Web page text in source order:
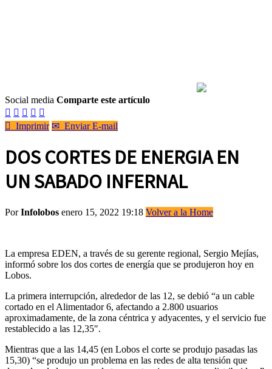
Social media Comparte este artículo
    
 Imprimir ✉ Enviar E-mail
DOS CORTES DE ENERGIA EN
UN SABADO INFERNAL
PorInfolobos enero 15, 2022 19:18 Volver a la Home
La empresa EDEN, a través de su gerente regional, Sergio Mejías,
informó sobre los dos cortes de energía que se produjeron hoy en
Lobos.
La primera interrupción, alrededor de las 12, se debió “a un cable
cortado en el Alimentador 6, afectando a 2.800 usuarios
aproximadamente, de la zona céntrica y adyacentes, y el servicio fue
restablecido a las 12,35″.
Mientras que a las 14,45 (en Lobos el corte se produjo pasadas las
15,30) “se produjo un problema en las redes de alta tensión que